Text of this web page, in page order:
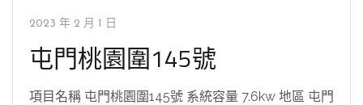
2023 年 2 月 1 日
屯門桃園圍145號
項目名稱 屯門桃園圍145號 系統容量 7.6kw 地區 屯門